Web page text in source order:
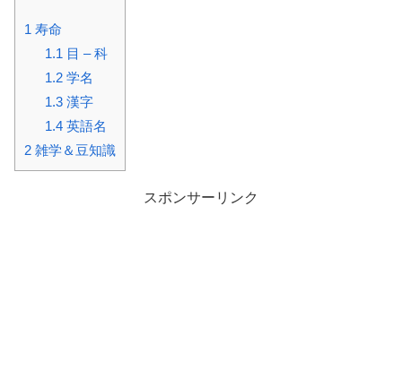
1 寿命
1.1 目 – 科
1.2学名
1.3漢字
1.4英語名
2 雑学＆豆知識
スポンサーリンク